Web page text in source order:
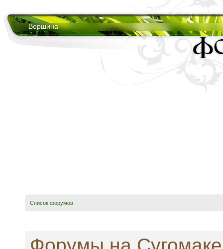
Вершина
Список форумов